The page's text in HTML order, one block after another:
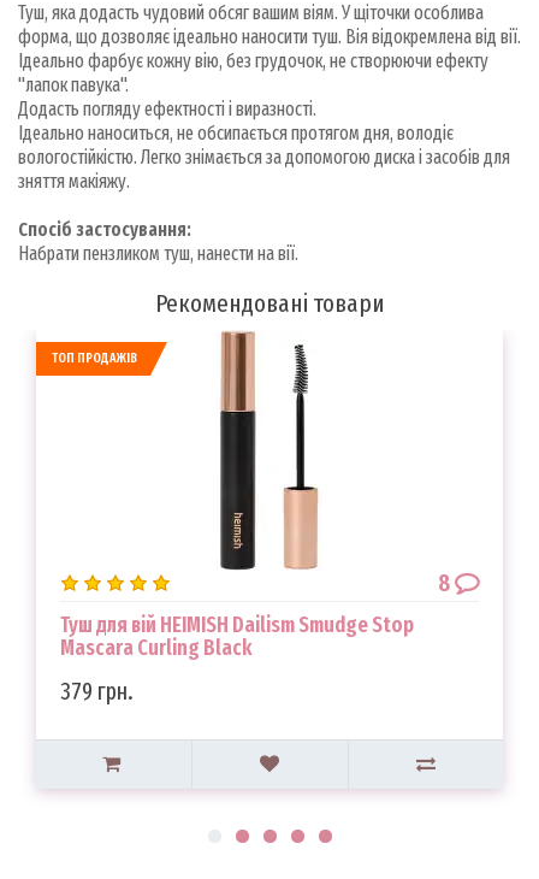
Туш, яка додасть чудовий обсяг вашим віям. У щіточки особлива
форма, що дозволяє ідеально наносити туш. Вія відокремлена від вії.
Ідеально фарбує кожну вію, без грудочок, не створюючи ефекту
"лапок павука".
Додасть погляду ефектності і виразності.
Ідеально наноситься, не обсипається протягом дня, володіє
вологостійкістю. Легко знімається за допомогою диска і засобів для
зняття макіяжу.
Спосіб застосування:
Набрати пензликом туш, нанести на вії.
Рекомендовані товари
ТОП ПРОДАЖІВ
8
Туш для вій HEIMISH Dailism Smudge Stop
Mascara Curling Black
379 грн.